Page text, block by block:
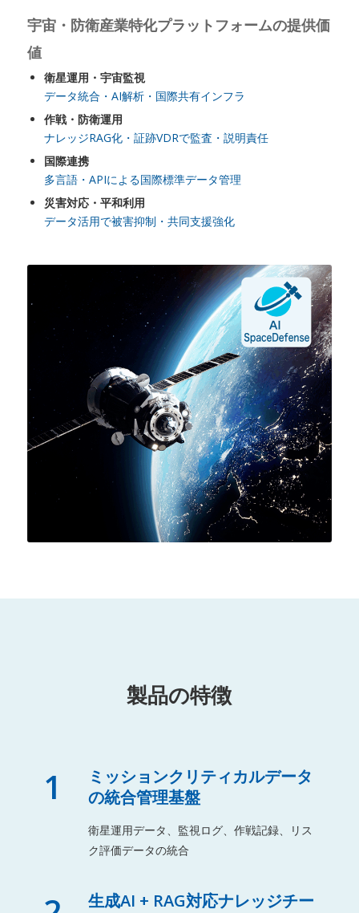
宇宙・防衛産業特化プラットフォームの提供価
値
衛星運用・宇宙監視
データ統合・AI解析・国際共有インフラ
作戦・防衛運用
ナレッジRAG化・証跡VDRで監査・説明責任
国際連携
多言語・APIによる国際標準データ管理
災害対応・平和利用
データ活用で被害抑制・共同支援強化
製品の特徴
1
ミッションクリティカルデータ
の統合管理基盤
衛星運用データ、監視ログ、作戦記録、リス
ク評価データの統合
生成AI + RAG対応ナレッジチー